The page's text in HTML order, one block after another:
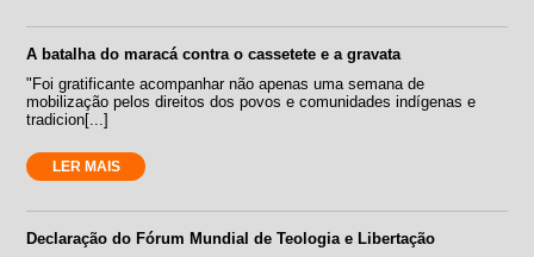
A batalha do maracá contra o cassetete e a gravata
"Foi gratificante acompanhar não apenas uma semana de
mobilização pelos direitos dos povos e comunidades indígenas e
tradicion[...]
LER MAIS
Declaração do Fórum Mundial de Teologia e Libertação